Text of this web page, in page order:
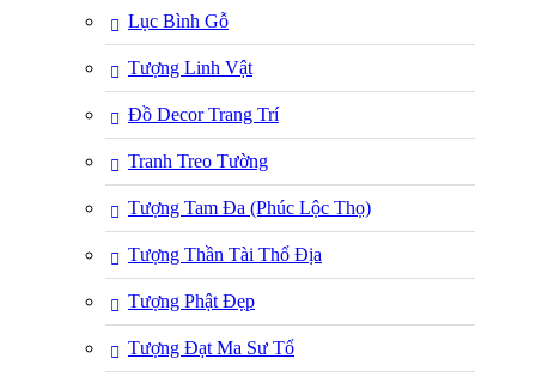
Lục Bình Gỗ
Tượng Linh Vật
Đồ Decor Trang Trí
Tranh Treo Tường
Tượng Tam Đa (Phúc Lộc Thọ)
Tượng Thần Tài Thổ Địa
Tượng Phật Đẹp
Tượng Đạt Ma Sư Tổ